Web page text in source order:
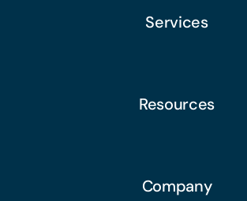
Services
Resources
Company